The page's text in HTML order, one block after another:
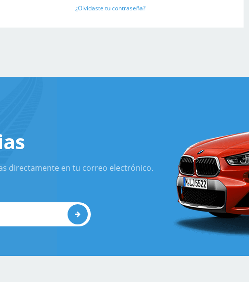
¿Olvidaste tu contraseña?
directamente en tu correo electrónico.